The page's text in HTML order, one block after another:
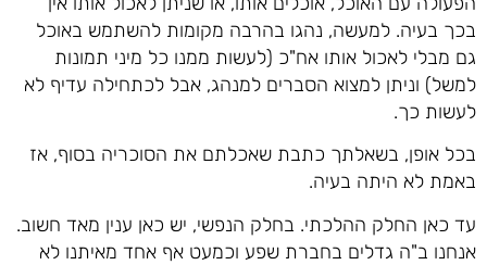
בכך בעיה. למעשה, נהגו בהרבה מקומות להשתמש באוכל
גם מבלי לאכול אותו אח"כ (לעשות ממנו כל מיני תמונות
למשל) וניתן למצוא הסברים למנהג, אבל לכתחילה עדיף לא
לעשות כך.
בכל אופן, בשאלתך כתבת שאכלתם את הסוכריה בסוף, אז
באמת לא היתה בעיה.
עד כאן החלק ההלכתי. בחלק הנפשי, יש כאן ענין מאד חשוב.
אנחנו ב"ה גדלים בחברת שפע וכמעט אף אחד מאיתנו לא